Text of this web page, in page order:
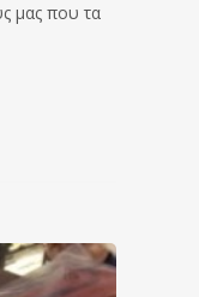
μας που τα